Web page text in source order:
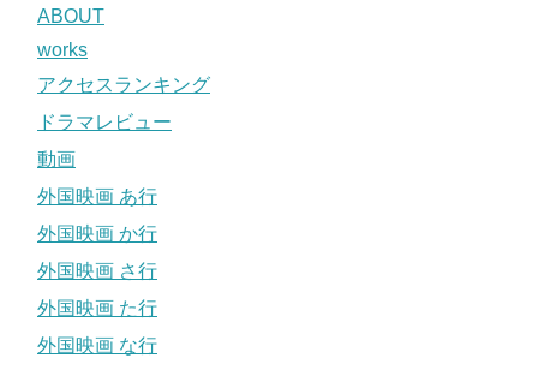
ABOUT
works
アクセスランキング
ドラマレビュー
動画
外国映画 あ行
外国映画 か行
外国映画 さ行
外国映画 た行
外国映画 な行